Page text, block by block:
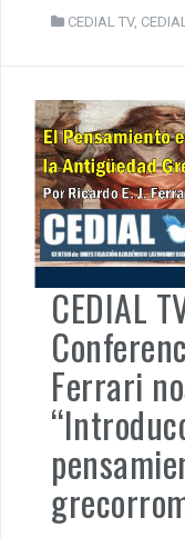
CEDIAL TV,
CEDIAL
Ferrari